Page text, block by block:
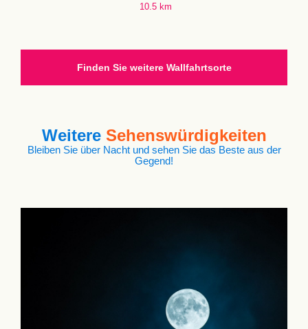
10.5 km
Finden Sie weitere Wallfahrtsorte
Weitere Sehenswürdigkeiten
Bleiben Sie über Nacht und sehen Sie das Beste aus der
Gegend!